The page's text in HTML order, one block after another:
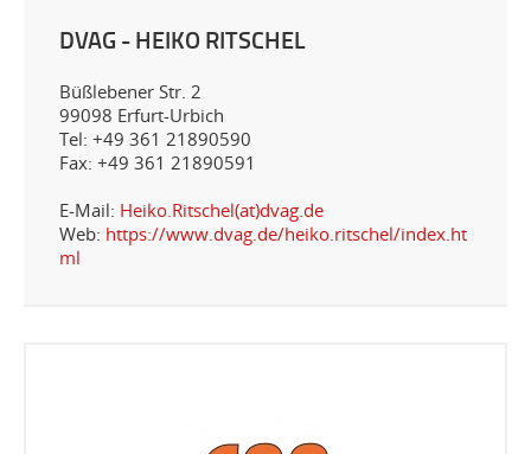
DVAG - HEIKO RITSCHEL
Büßlebener Str. 2
99098 Erfurt-Urbich
Tel: ‭+49 361 21890590‬
Fax: ‭+49 361 21890591‬
E-Mail: Heiko.Ritschel(at)dvag.de
Web: https://www.dvag.de/heiko.ritschel/index.ht
ml